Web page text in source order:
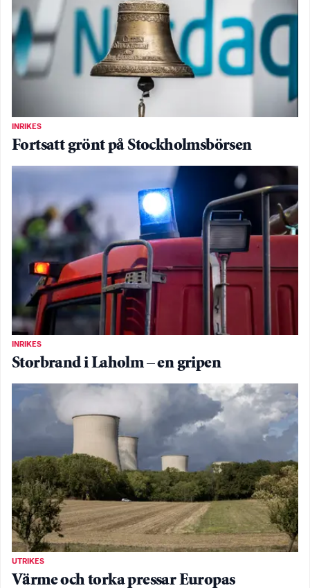
INRIKES
Fortsatt grönt på Stockholmsbörsen
INRIKES
Storbrand i Laholm – en gripen
UTRIKES
Värme och torka pressar Europas